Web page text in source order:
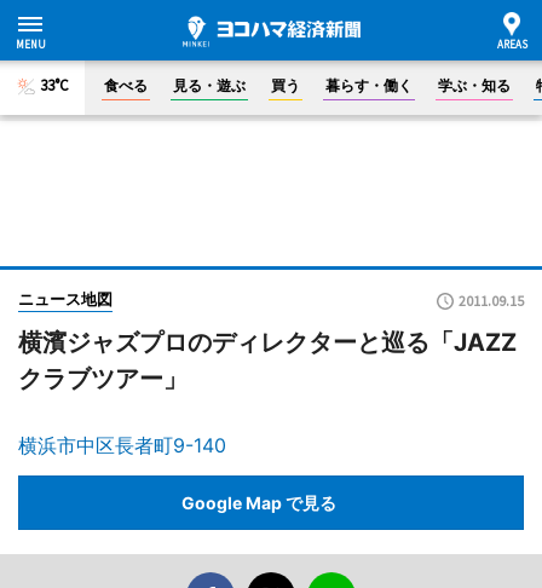
33°C 食べる 見る・遊ぶ 買う 暮らす・働く 学ぶ・知る
ニュース地図 2011.09.15
横濱ジャズプロのディレクターと巡る「JAZZ
クラブツアー」
横浜市中区長者町9-140
Google Map で見る